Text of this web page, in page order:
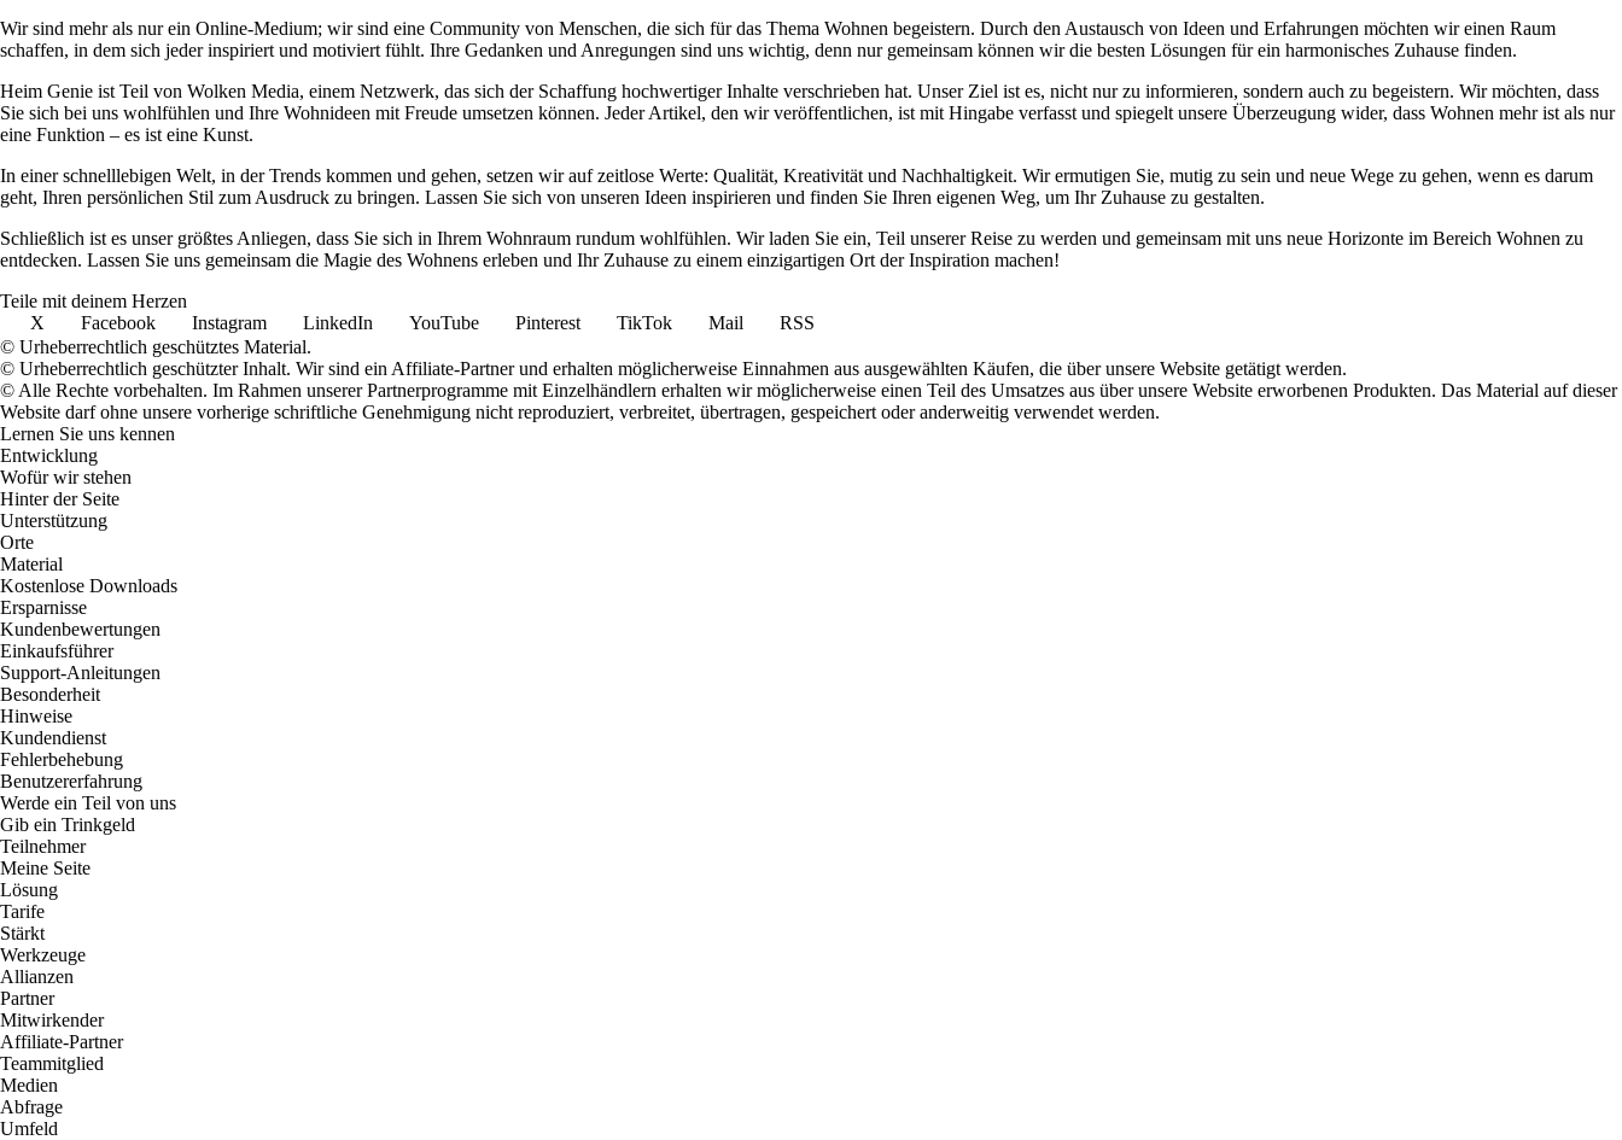
Wir sind mehr als nur ein Online-Medium; wir sind eine Community von Menschen, die sich für das Thema Wohnen begeistern. Durch den Austausch von Ideen und Erfahrungen möchten wir einen Raum
schaffen, in dem sich jeder inspiriert und motiviert fühlt. Ihre Gedanken und Anregungen sind uns wichtig, denn nur gemeinsam können wir die besten Lösungen für ein harmonisches Zuhause finden.
Heim Genie ist Teil von Wolken Media, einem Netzwerk, das sich der Schaffung hochwertiger Inhalte verschrieben hat. Unser Ziel ist es, nicht nur zu informieren, sondern auch zu begeistern. Wir möchten, dass
Sie sich bei uns wohlfühlen und Ihre Wohnideen mit Freude umsetzen können. Jeder Artikel, den wir veröffentlichen, ist mit Hingabe verfasst und spiegelt unsere Überzeugung wider, dass Wohnen mehr ist als nur
eine Funktion – es ist eine Kunst.
In einer schnelllebigen Welt, in der Trends kommen und gehen, setzen wir auf zeitlose Werte: Qualität, Kreativität und Nachhaltigkeit. Wir ermutigen Sie, mutig zu sein und neue Wege zu gehen, wenn es darum
geht, Ihren persönlichen Stil zum Ausdruck zu bringen. Lassen Sie sich von unseren Ideen inspirieren und finden Sie Ihren eigenen Weg, um Ihr Zuhause zu gestalten.
Schließlich ist es unser größtes Anliegen, dass Sie sich in Ihrem Wohnraum rundum wohlfühlen. Wir laden Sie ein, Teil unserer Reise zu werden und gemeinsam mit uns neue Horizonte im Bereich Wohnen zu
entdecken. Lassen Sie uns gemeinsam die Magie des Wohnens erleben und Ihr Zuhause zu einem einzigartigen Ort der Inspiration machen!
Teile mit deinem Herzen
X
Facebook Instagram LinkedIn YouTube Pinterest TikTok Mail
RSS
© Urheberrechtlich geschütztes Material.
© Urheberrechtlich geschützter Inhalt. Wir sind ein Affiliate-Partner und erhalten möglicherweise Einnahmen aus ausgewählten Käufen, die über unsere Website getätigt werden.
© Alle Rechte vorbehalten. Im Rahmen unserer Partnerprogramme mit Einzelhändlern erhalten wir möglicherweise einen Teil des Umsatzes aus über unsere Website erworbenen Produkten. Das Material auf dieser
Website darf ohne unsere vorherige schriftliche Genehmigung nicht reproduziert, verbreitet, übertragen, gespeichert oder anderweitig verwendet werden.
Lernen Sie uns kennen
Entwicklung
Wofür wir stehen
Hinter der Seite
Unterstützung
Orte
Material
Kostenlose Downloads
Ersparnisse
Kundenbewertungen
Einkaufsführer
Support-Anleitungen
Besonderheit
Hinweise
Kundendienst
Fehlerbehebung
Benutzererfahrung
Werde ein Teil von uns
Gib ein Trinkgeld
Teilnehmer
Meine Seite
Lösung
Tarife
Stärkt
Werkzeuge
Allianzen
Partner
Mitwirkender
Affiliate-Partner
Teammitglied
Medien
Abfrage
Umfeld